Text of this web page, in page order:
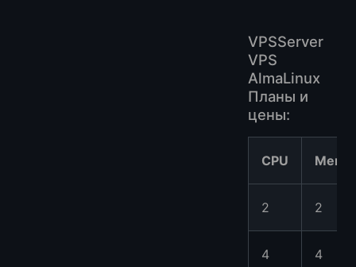
VPSServer
VPS
AlmaLinux
Планы и
цены:
CPU
2 2
4 4